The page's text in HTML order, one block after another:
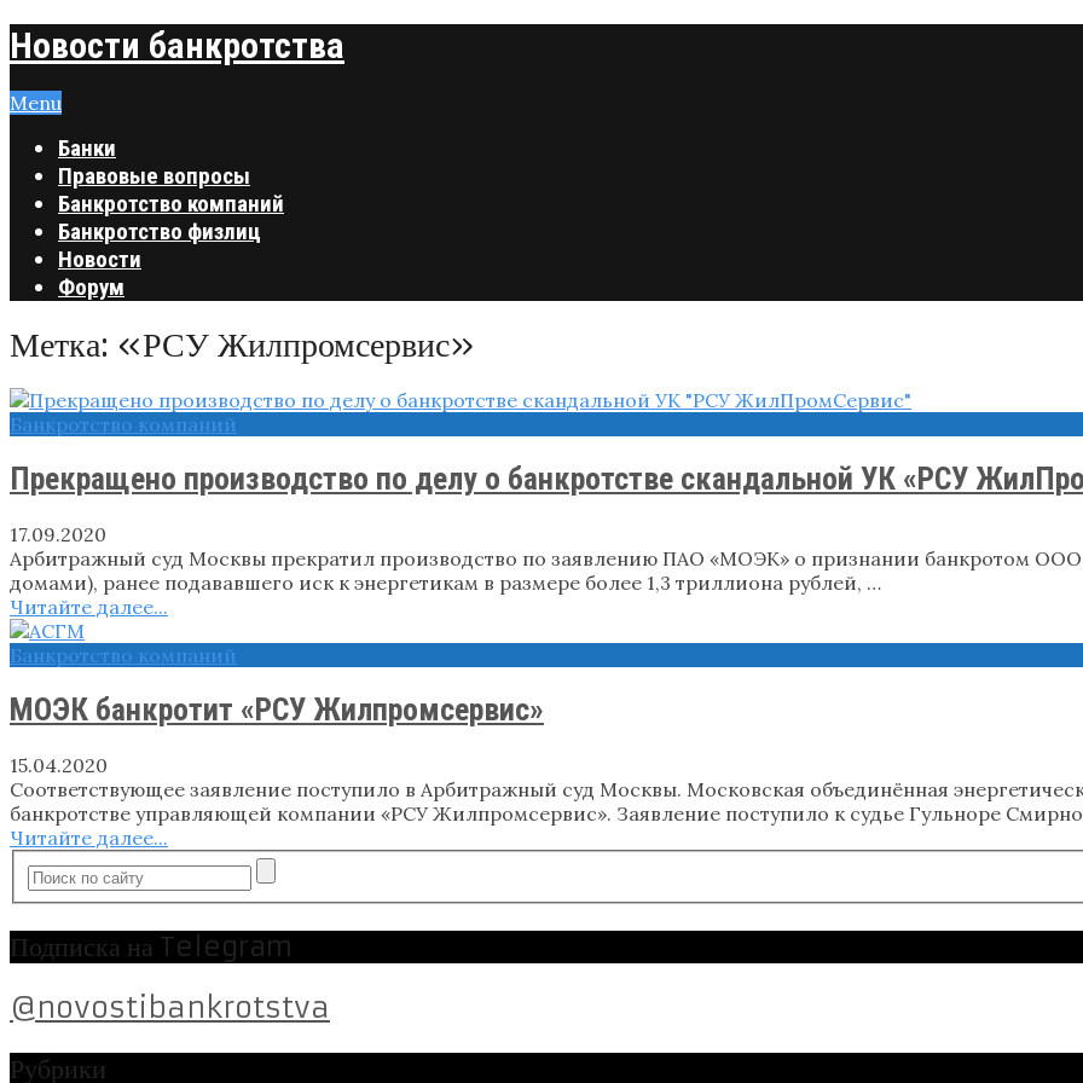
Новости банкротства
Menu
Банки
Правовые вопросы
Банкротство компаний
Банкротство физлиц
Новости
Форум
Метка: «РСУ Жилпромсервис»
Банкротство компаний
Прекращено производство по делу о банкротстве скандальной УК «РСУ
17.09.2020
Арбитражный суд Москвы прекратил производство по заявлению ПАО «МОЭК» о признании банкротом
домами), ранее подававшего иск к энергетикам в размере более 1,3 триллиона рублей, …
Читайте далее...
Банкротство компаний
МОЭК банкротит «РСУ Жилпромсервис»
15.04.2020
Соответствующее заявление поступило в Арбитражный суд Москвы. Московская объединённая
банкротстве управляющей компании «РСУ Жилпромсервис». Заявление поступило к судье Гульноре
Читайте далее...
Подписка на Telegram
@novostibankrotstva
Рубрики